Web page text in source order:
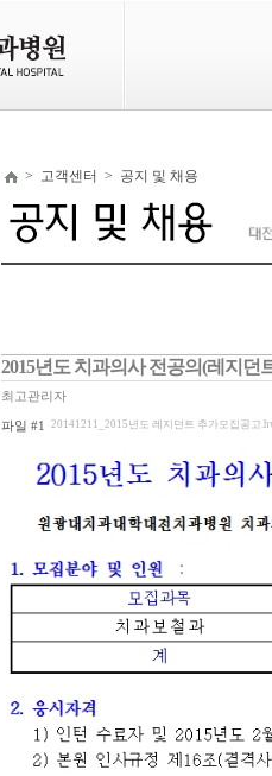
> 고객센터 > 공지 및 채용
2015년도 치과의사 전공의(레지던
최고관리자
파일 #1 20141211_2015년도 레지던트 추가모집공고